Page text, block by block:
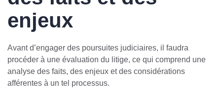
enjeux
Avant d’engager des poursuites judiciaires, il faudra
procéder à une évaluation du litige, ce qui comprend une
analyse des faits, des enjeux et des considérations
afférentes à un tel processus.